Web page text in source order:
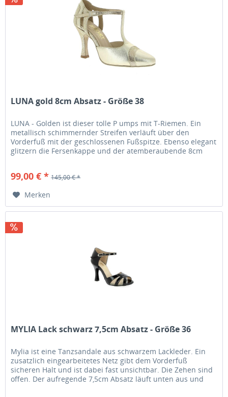
LUNA gold 8cm Absatz - Größe 38
LUNA - Golden ist dieser tolle P umps mit T-Riemen. Ein
metallisch schimmernder Streifen verläuft über den
Vorderfuß mit der geschlossenen Fußspitze. Ebenso elegant
glitzern die Fersenkappe und der atemberaubende 8cm
99,00 € * 145,00 € *
Merken
MYLIA Lack schwarz 7,5cm Absatz - Größe 36
Mylia ist eine Tanzsandale aus schwarzem Lackleder. Ein
zusatzlich eingearbeitetes Netz gibt dem Vorderfuß
sicheren Halt und ist dabei fast unsichtbar. Die Zehen sind
offen. Der aufregende 7,5cm Absatz läuft unten aus und